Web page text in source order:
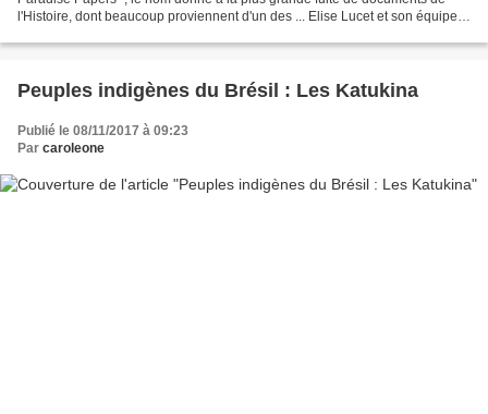
l'Histoire, dont beaucoup proviennent d'un des ... Elise Lucet et son équipe
Peuples indigènes du Brésil : Les Katukina
Publié le 08/11/2017 à 09:23
Par caroleone